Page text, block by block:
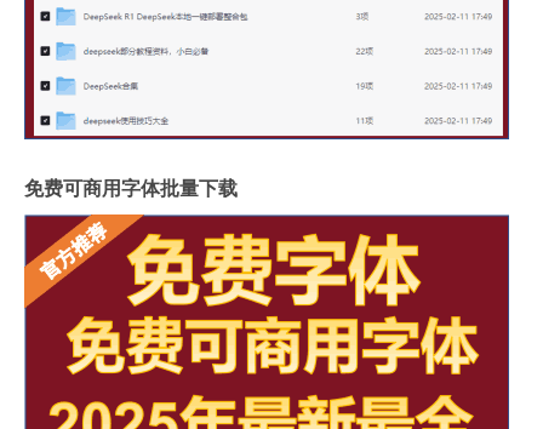
免费可商用字体批量下载